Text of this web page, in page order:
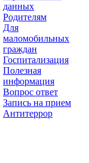
данных
Родителям
Для
маломобильных
граждан
Госпитализация
Полезная
информация
Вопрос ответ
Запись на прием
Антитеррор